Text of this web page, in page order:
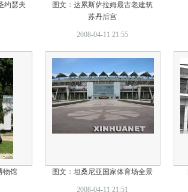
约瑟夫
图文：达累斯萨拉姆最古老建筑
苏丹后宫
2008-04-11 21:55
物馆 图文：坦桑尼亚国家体育场全景
2008-04-11 21:51